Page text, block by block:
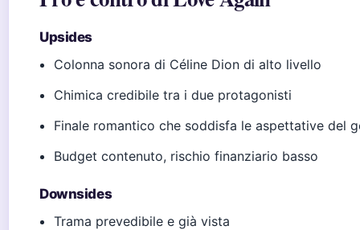
Upsides
Colonna sonora di Céline Dion di alto livello
Chimica credibile tra i due protagonisti
Finale romantico che soddisfa le aspettative del
Budget contenuto, rischio finanziario basso
Downsides
Trama prevedibile e già vista